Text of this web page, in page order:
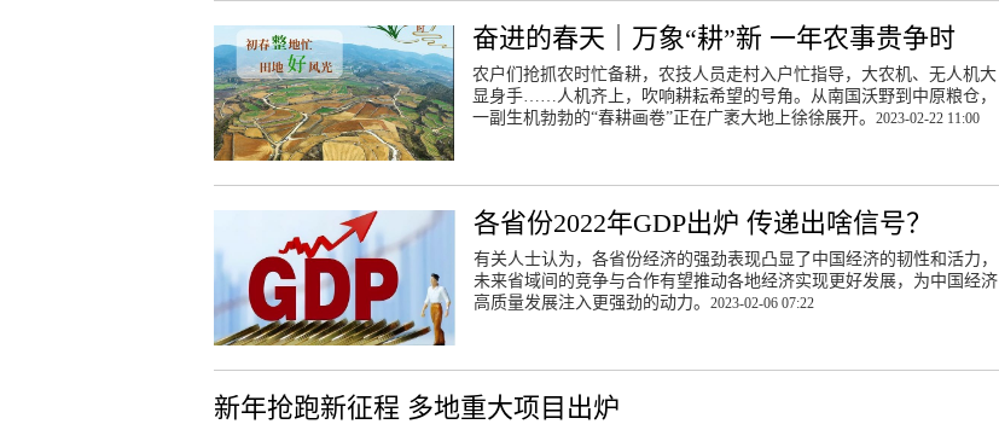
奋进的春天｜万象“耕”新 一年农事贵争时
农户们抢抓农时忙备耕，农技人员走村入户忙指导，大农机、无人机大
显身手……人机齐上，吹响耕耘希望的号角。从南国沃野到中原粮仓，
一副生机勃勃的“春耕画卷”正在广袤大地上徐徐展开。2023-02-22 11:00
各省份2022年GDP出炉 传递出啥信号？
有关人士认为，各省份经济的强劲表现凸显了中国经济的韧性和活力，
未来省域间的竞争与合作有望推动各地经济实现更好发展，为中国经济
高质量发展注入更强劲的动力。 2023-02-06 07:22
新年抢跑新征程 多地重大项目出炉